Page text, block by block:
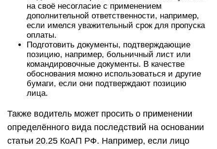
на своё несогласие с применением
дополнительной ответственности, например,
если имелся уважительный срок для пропуска
оплаты.
Подготовить документы, подтверждающие
позицию, например, больничный лист или
командировочные документы. В качестве
обоснования можно использоваться и другие
бумаги, если они подтверждают позицию
лица.
Также водитель может просить о применении
определённого вида последствий на основании
статьи 20.25 КоАП РФ. Например, если лицо